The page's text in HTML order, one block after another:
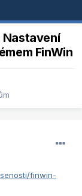
Nastavení
FinWin
finwin-